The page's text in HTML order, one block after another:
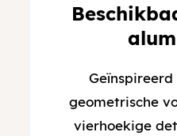
geometrische
vierhoekige